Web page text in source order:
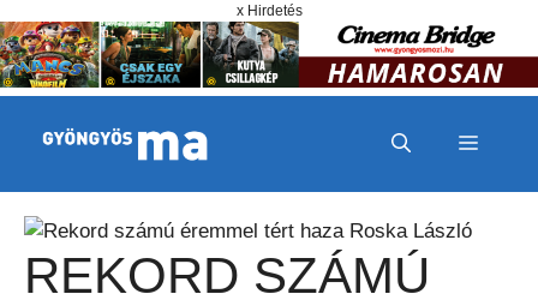
x Hirdetés
MENÜ
REKORD SZÁMÚ